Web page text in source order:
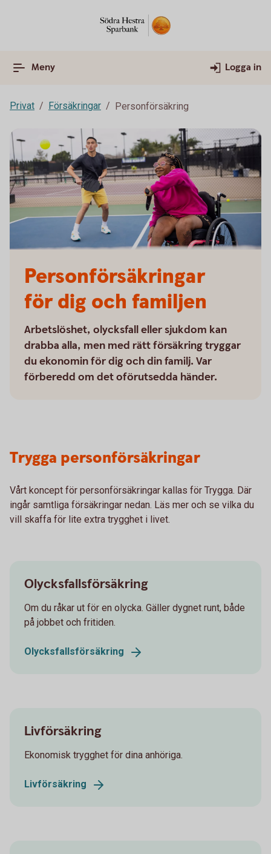
Meny Logga in
Privat Försäkringar Personförsäkring
Personförsäkringar
för dig och familjen
Arbetslöshet, olycksfall eller sjukdom kan
drabba alla, men med rätt försäkring tryggar
du ekonomin för dig och din familj. Var
förberedd om det oförutsedda händer.
Trygga personförsäkringar
Vårt koncept för personförsäkringar kallas för Trygga. Där
ingår samtliga försäkringar nedan. Läs mer och se vilka du
vill skaffa för lite extra trygghet i livet.
Olycksfallsförsäkring
Om du råkar ut för en olycka. Gäller dygnet runt, både
på jobbet och fritiden.
Olycksfallsförsäkring
Livförsäkring
Ekonomisk trygghet för dina anhöriga.
Livförsäkring